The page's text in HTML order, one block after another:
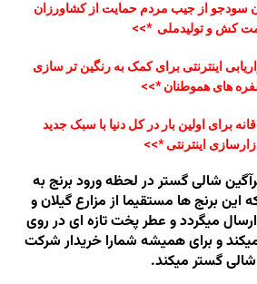
سودجو از جیب مردم حمایت از کشاورزان
کش و تولیدملی*>>
اینترنتی برای کمک به رنگین تر سازی
های هموطنان *
>>
برای اولین بار در کل دنیا با سبک جدید
اینترنتی *
>>
شالی گستر در لحظه ورود برنج به
برنج ها مستقیما از مزارع گیلان و
میگردد و عطر پخت تازه ای در روی
و برای همیشه شمارا خریدار شرکت
شالی گستر میکند.